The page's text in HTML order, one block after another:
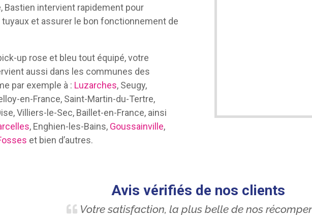
Bastien intervient rapidement pour
et assurer le bon fonctionnement de
up rose et bleu tout équipé, votre
aussi dans les communes des
par exemple à : Luzarches, Seugy,
en-France, Saint-Martin-du-Tertre,
Villiers-le-Sec, Baillet-en-France, ainsi
, Enghien-les-Bains, Goussainville,
et bien d’autres.
Avis vérifiés de nos clients
Votre satisfaction, la plus belle de nos